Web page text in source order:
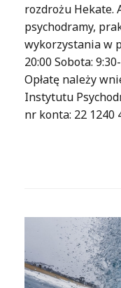
rozdrożu Hekate.
psychodramy,
wykorzystania w
20:00 Sobota:
Opłatę należy
Instytutu
nr konta: 22 1240